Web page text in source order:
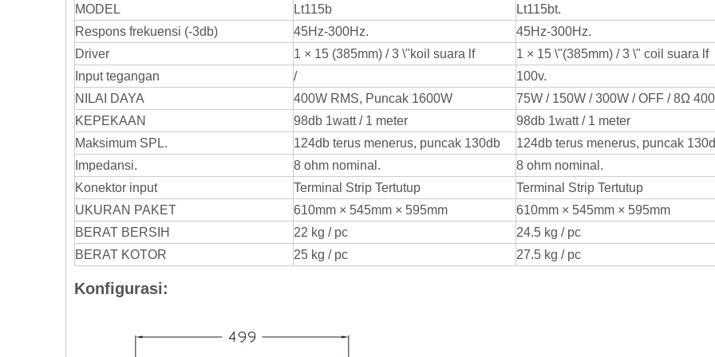
MODEL Lt115b
Lt115bt.
Respons frekuensi (-3db)
45Hz-300Hz.
45Hz-300Hz.
Driver
1 × 15 (385mm) / 3 \"koil suara lf
1 × 15 \"(385mm) / 3 \" coil suara lf
Input tegangan
/
100v.
NILAI DAYA
400W RMS, Puncak 1600W
75W / 150W / 300W / OFF / 8Ω
KEPEKAAN
98db 1watt / 1 meter
98db 1watt / 1 meter
Maksimum SPL.
124db terus menerus, puncak 130db
124db terus menerus, puncak
Impedansi.
8 ohm nominal.
8 ohm nominal.
Konektor input
Terminal Strip Tertutup
Terminal Strip Tertutup
UKURAN PAKET
610mm × 545mm × 595mm
610mm × 545mm × 595mm
BERAT BERSIH
22 kg / pc
24.5 kg / pc
BERAT KOTOR
25 kg / pc 27.5 kg / pc
Konfigurasi: